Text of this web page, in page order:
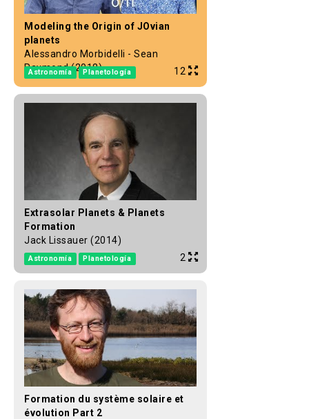
Modeling the Origin of JOvian
planets
Alessandro Morbidelli - Sean
Raymond (2018)
Astronomía Planetología 12
Extrasolar Planets & Planets
Formation
Jack Lissauer (2014)
Astronomía Planetología 2
Formation du système solaire et
évolution Part 2